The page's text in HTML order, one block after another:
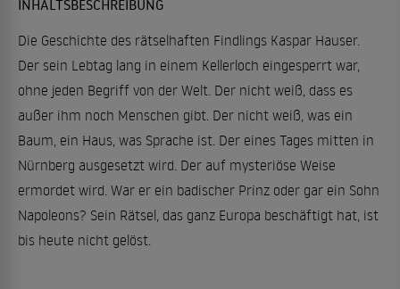
INHALTSBESCHREIBUNG
Die Geschichte des rätselhaften Findlings Kaspar Hauser.
Der sein Lebtag lang in einem Kellerloch eingesperrt war,
ohne jeden Begriff von der Welt. Der nicht weiß, dass es
außer ihm noch Menschen gibt. Der nicht weiß, was ein
Baum, ein Haus, was Sprache ist. Der eines Tages mitten in
Nürnberg ausgesetzt wird. Der auf mysteriöse Weise
ermordet wird. War er ein badischer Prinz oder gar ein Sohn
Napoleons? Sein Rätsel, das ganz Europa beschäftigt hat, ist
bis heute nicht gelöst.